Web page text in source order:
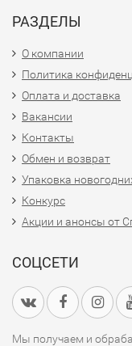
РАЗДЕЛЫ
О компании
Политика
Оплата и доставка
Вакансии
Контакты
Обмен и возврат
Упаковка
Конкурс
Акции и анонсы от
СОЦСЕТИ
Мы получаем и